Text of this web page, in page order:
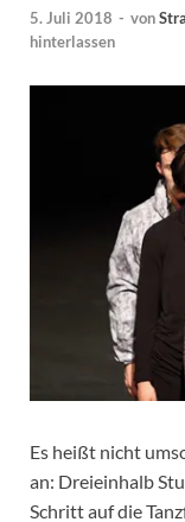
5. Juli 2018 - von
hinterlassen
Es heißt nicht
an: Dreieinhalb
Schritt auf die